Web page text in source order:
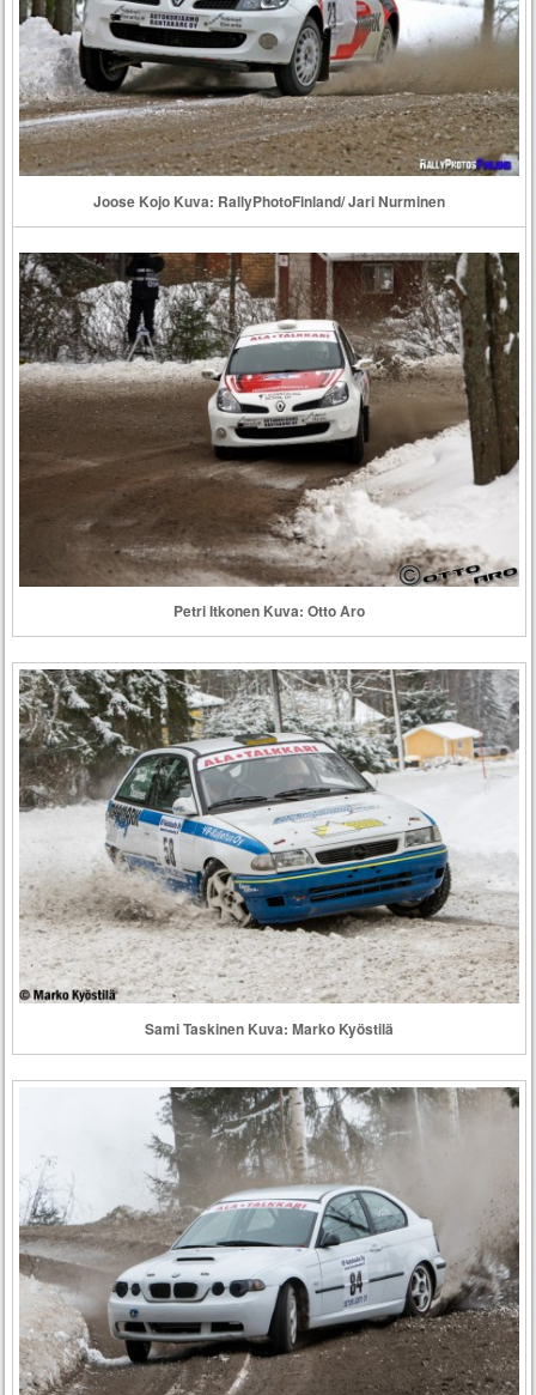
Joose Kojo Kuva: RallyPhotoFinland/ Jari Nurminen
Petri Itkonen Kuva: Otto Aro
Sami Taskinen Kuva: Marko Kyöstilä